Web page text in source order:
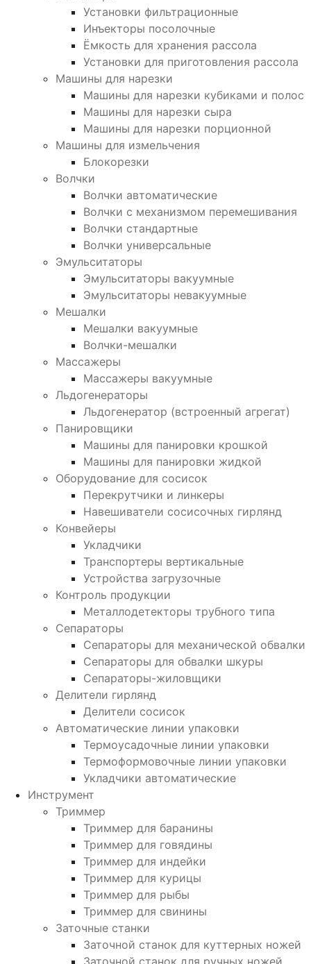
Установки фильтрационные
Инъекторы посолочные
Ёмкость для хранения рассола
Установки для приготовления рассола
Машины для нарезки
Машины для нарезки кубиками и полос
Машины для нарезки сыра
Машины для нарезки порционной
Машины для измельчения
Блокорезки
Волчки
Волчки автоматические
Волчки с механизмом перемешивания
Волчки стандартные
Волчки универсальные
Эмульситаторы
Эмульситаторы вакуумные
Эмульситаторы невакуумные
Мешалки
Мешалки вакуумные
Волчки-мешалки
Массажеры
Массажеры вакуумные
Льдогенераторы
Льдогенератор (встроенный агрегат)
Панировщики
Машины для панировки крошкой
Машины для панировки жидкой
Оборудование для сосисок
Перекрутчики и линкеры
Навешиватели сосисочных гирлянд
Конвейеры
Укладчики
Транспортеры вертикальные
Устройства загрузочные
Контроль продукции
Металлодетекторы трубного типа
Сепараторы
Сепараторы для механической обвалки
Сепараторы для обвалки шкуры
Сепараторы-жиловщики
Делители гирлянд
Делители сосисок
Автоматические линии упаковки
Термоусадочные линии упаковки
Термоформовочные линии упаковки
Укладчики автоматические
Инструмент
Триммер
Триммер для баранины
Триммер для говядины
Триммер для индейки
Триммер для курицы
Триммер для рыбы
Триммер для свинины
Заточные станки
Заточной станок для куттерных ножей